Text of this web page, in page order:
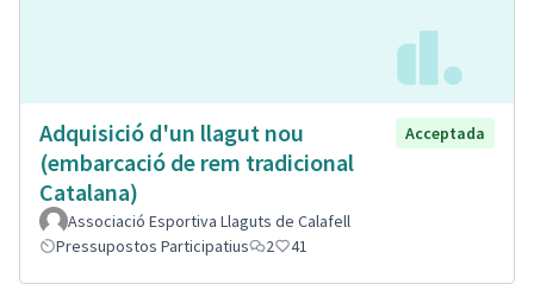
Adquisició d'un llagut nou
(embarcació de rem tradicional
Catalana)
Acceptada
Associació Esportiva Llaguts de Calafell
Pressupostos Participatius
2 41